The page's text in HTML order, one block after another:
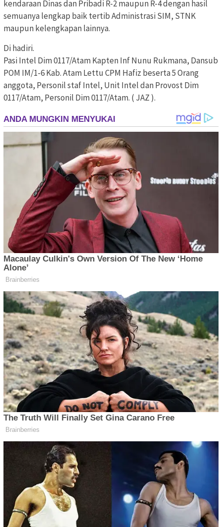
kendaraan Dinas dan Pribadi R-2 maupun R-4 dengan hasil
semuanya lengkap baik tertib Administrasi SIM, STNK
maupun kelengkapan lainnya.
Di hadiri.
Pasi Intel Dim 0117/Atam Kapten Inf Nunu Rukmana, Dansub
POM IM/1-6 Kab. Atam Lettu CPM Hafiz beserta 5 Orang
anggota, Personil staf Intel, Unit Intel dan Provost Dim
0117/Atam, Personil Dim 0117/Atam. ( JAZ ).